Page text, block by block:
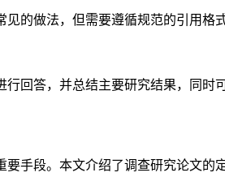
的做法，但需要遵循规范的引用格
回答，并总结主要研究结果，同时
手段。本文介绍了调查研究论文